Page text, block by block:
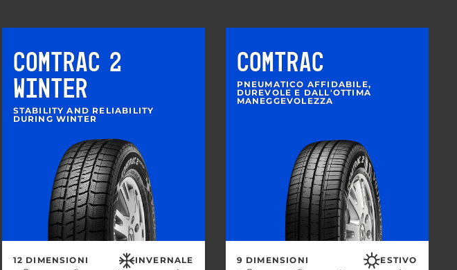
COMTRAC 2
WINTER
STABILITY AND RELIABILITY
DURING WINTER
12 DIMENSIONI INVERNALE
COMTRAC
PNEUMATICO AFFIDABILE,
DUREVOLE E DALL'OTTIMA
MANEGGEVOLEZZA
9 DIMENSIONI ESTIVO